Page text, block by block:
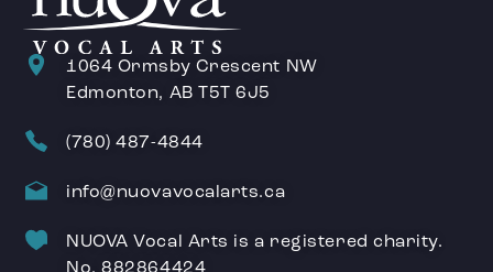
1064 Ormsby Crescent NW
Edmonton, AB T5T 6J5
(780) 487-4844
info@nuovavocalarts.ca
NUOVA Vocal Arts is a registered charity.